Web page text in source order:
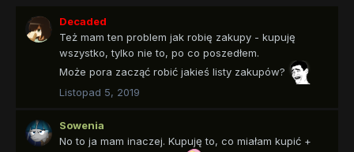
Decaded
Też mam ten problem jak robię zakupy - kupuję
wszystko, tylko nie to, po co poszedłem.
Może pora zacząć robić jakieś listy zakupów?
Listopad 5, 2019
Sowenia
No to ja mam inaczej. Kupuję to, co miałam kupić +